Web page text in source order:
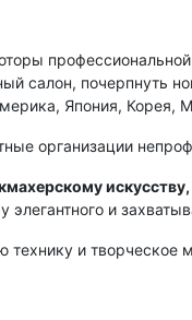
салон, почерпнуть
Япония, Корея,
организации
искусству,
и
технику и творческое